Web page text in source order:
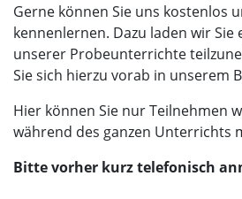
Gerne können Sie uns kostenlos
kennenlernen. Dazu laden wir Sie
unserer Probeunterrichte
Sie sich hierzu vorab in unserem
Hier können Sie nur Teilnehmen
während des ganzen Unterrichts
Bitte vorher kurz telefonisch